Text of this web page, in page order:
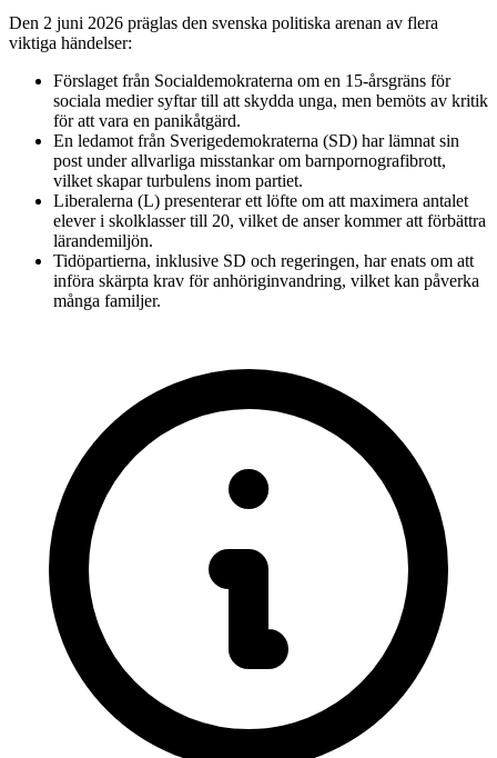
Den 2 juni 2026 präglas den svenska politiska arenan av flera
viktiga händelser:
Förslaget från Socialdemokraterna om en 15-årsgräns för
sociala medier syftar till att skydda unga, men bemöts av kritik
för att vara en panikåtgärd.
En ledamot från Sverigedemokraterna (SD) har lämnat sin
post under allvarliga misstankar om barnpornografibrott,
vilket skapar turbulens inom partiet.
Liberalerna (L) presenterar ett löfte om att maximera antalet
elever i skolklasser till 20, vilket de anser kommer att förbättra
lärandemiljön.
Tidöpartierna, inklusive SD och regeringen, har enats om att
införa skärpta krav för anhöriginvandring, vilket kan påverka
många familjer.